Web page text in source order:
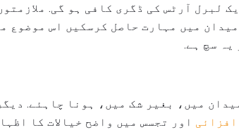
لبرل آرٹس کی ڈگری کافی ہو گی.
میں مہارت حاصل کرسکیں اس موضوع
یہ سچ ہے.
میں، بغیر شک میں، ہونا چاہئے.
اور تجسس میں واضح خیالات کا